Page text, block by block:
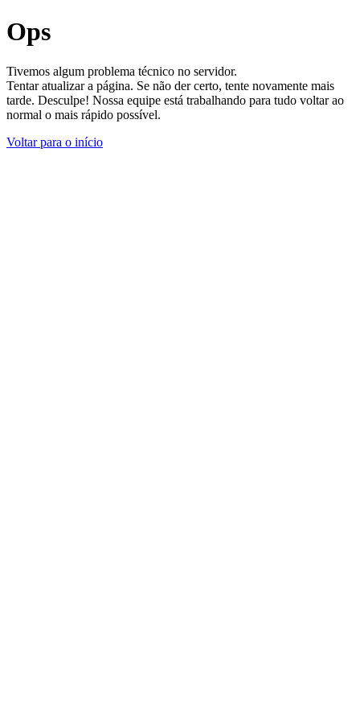
Ops
Tivemos algum problema técnico no servidor.
Tentar atualizar a página. Se não der certo, tente novamente mais
tarde. Desculpe! Nossa equipe está trabalhando para tudo voltar ao
normal o mais rápido possível.
Voltar para o início